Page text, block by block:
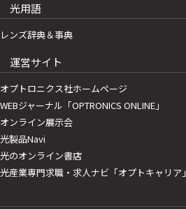
光用語
レンズ辞典＆事典
運営サイト
オプトロニクス社ホームページ
WEBジャーナル「OPTRONICS ONLINE」
オンライン展示会
光製品Navi
光のオンライン書店
光産業専門求職・求人ナビ「オプトキャリア」